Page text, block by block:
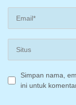
Simpan nama,
ini untuk